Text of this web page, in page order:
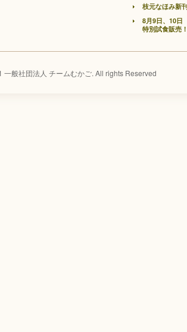
枝元なほみ新
8月9日、10日
特別試食販売
一般社団法人 チームむかご. All rights Reserved